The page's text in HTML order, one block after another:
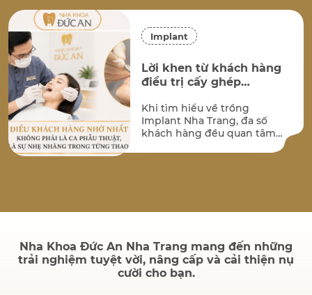
Implant
Lời khen từ khách hàng
điều trị cấy ghép
Đức An Nha Trang
Khi tìm hiểu về trồng
Implant Nha Trang, đa số
khách hàng đều quan tâm
đến hai vấn đề lớn nhất: kết
Nha Khoa Đức An Nha Trang mang đến những
trải nghiệm tuyệt vời, nâng cấp và cải thiện nụ
cười cho bạn.